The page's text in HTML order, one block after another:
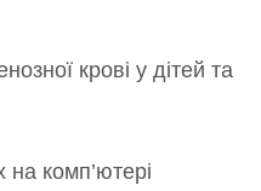
крові у дітей та
комп’ютері